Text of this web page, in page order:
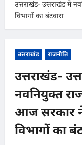
उत्तराखंड- उत्तराखंड में
विभागों का बंटवारा
उत्तराखंड राजनीति
उत्तराखंड-
नवनियुक्त
आज सरकार
विभागों का